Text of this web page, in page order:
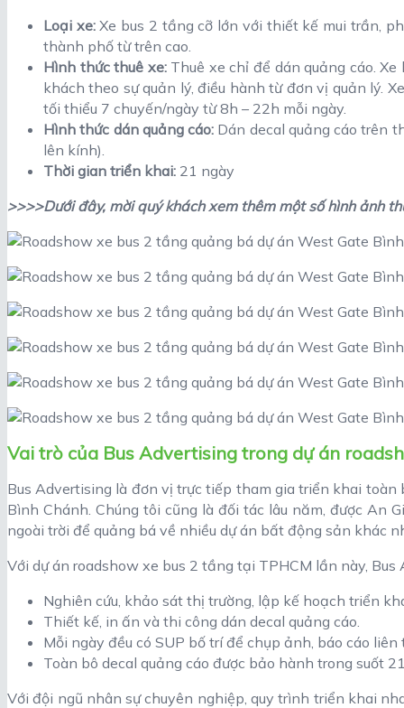
Loại xe:Xe bus 2 tầng cỡ lớn với thiết kế mui trần,
thành phố từ trên cao.
Hình thức thuê xe: Thuê xe chỉ để dán quảng cáo.
khách theo sự quản lý, điều hành từ đơn vị quản lý.
tối thiểu 7 chuyến/ngày từ 8h – 22h mỗi ngày.
Hình thức dán quảng cáo: Dán decal quảng cáo trên
lên kính).
Thời gian triển khai: 21 ngày
>>>>Dưới đây, mời quý khách xem thêm một số hình ảnh
Vai trò của Bus Advertising trong dự án
Bus Advertising là đơn vị trực tiếp tham gia triển khai
Bình Chánh. Chúng tôi cũng là đối tác lâu năm, được An
ngoài trời để quảng bá về nhiều dự án bất động sản khác
Với dự án roadshow xe bus 2 tầng tại TPHCM lần này,
Nghiên cứu, khảo sát thị trường, lập kế hoạch triển
Thiết kế, in ấn và thi công dán decal quảng cáo.
Mỗi ngày đều có SUP bố trí để chụp ảnh, báo cáo
Toàn bô decal quảng cáo được bảo hành trong suốt
Với đội ngũ nhân sự chuyên nghiệp, quy trình triển khai